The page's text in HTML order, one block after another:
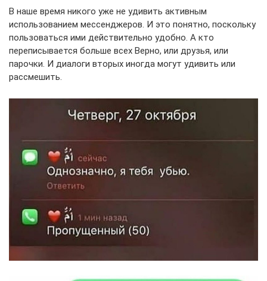
В наше время никого уже не удивить активным
использованием мессенджеров. И это понятно, поскольку
пользоваться ими действительно удобно. А кто
переписывается больше всех Верно, или друзья, или
парочки. И диалоги вторых иногда могут удивить или
рассмешить.